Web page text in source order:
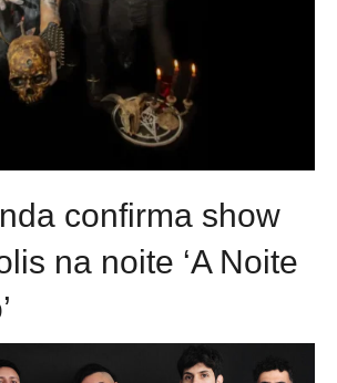
confirma show
na noite ‘A Noite